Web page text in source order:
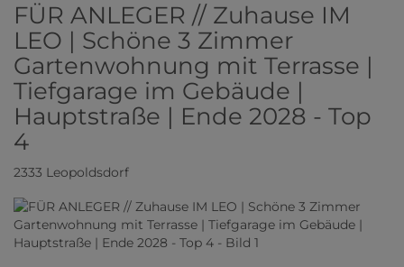
FÜR ANLEGER // Zuhause IM
LEO | Schöne 3 Zimmer
Gartenwohnung mit Terrasse |
Tiefgarage im Gebäude |
Hauptstraße | Ende 2028 - Top
4
2333 Leopoldsdorf